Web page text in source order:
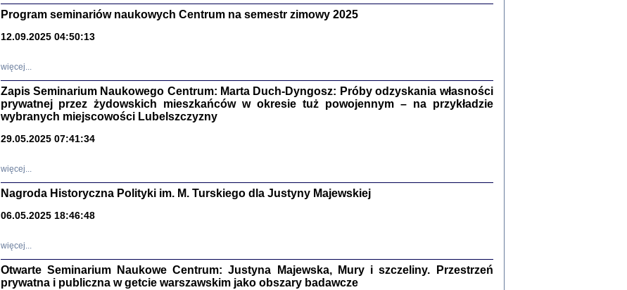
Zagłada Żydów.
red. i wstęp Barbara Engelking, Jan Grabowski
Stanisław Adler, oprac. i wstępem opatrzyłaMarta Janczewska
Warszawa 2018
Program seminariów naukowych Centrum na semestr zimowy 2025
12.09.2025 04:50:13
więcej...
Zapis Seminarium Naukowego Centrum: Marta Duch-Dyngosz: Próby odzyskania własności
prywatnej przez żydowskich mieszkańców w okresie tuż powojennym – na przykładzie
wybranych miejscowości Lubelszczyzny
29.05.2025 07:41:34
więcej...
Nagroda Historyczna Polityki im. M. Turskiego dla Justyny Majewskiej
06.05.2025 18:46:48
więcej...
Otwarte Seminarium Naukowe Centrum: Justyna Majewska, Mury i szczeliny. Przestrzeń
prywatna i publiczna w getcie warszawskim jako obszary badawcze